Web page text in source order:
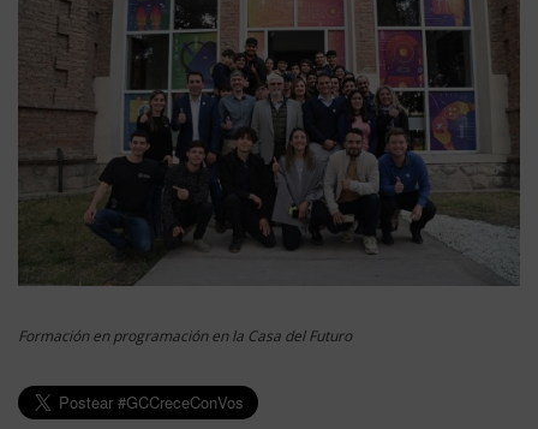
Formación en programación en la Casa del Futuro